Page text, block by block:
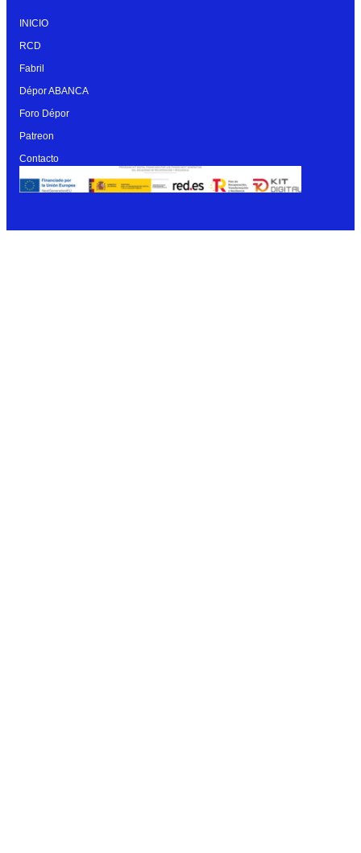
INICIO
RCD
Fabril
Dépor ABANCA
Foro Dépor
Patreon
Contacto